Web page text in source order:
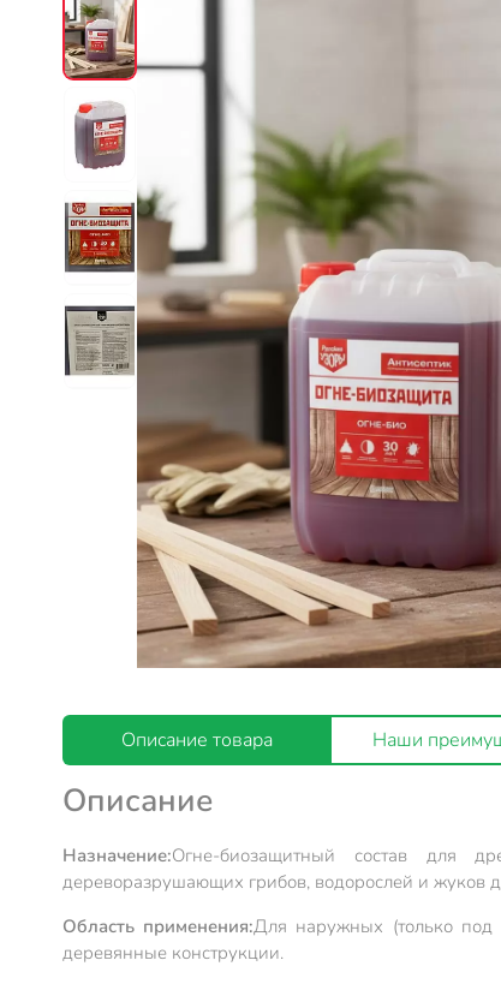
Описание товара Наши
Описание
Назначение:Огне-биозащитный состав для
дереворазрушающих грибов, водорослей и жуков
Область применения:Для наружных (только под
деревянные конструкции.